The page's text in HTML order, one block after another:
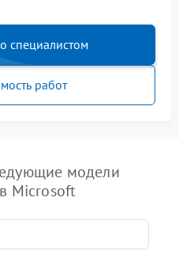
специалистом
работ
модели
Microsoft